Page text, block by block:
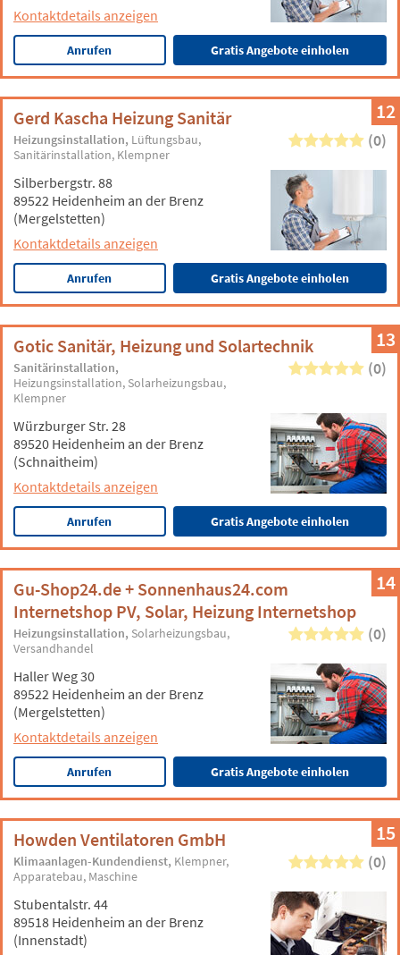
Kontaktdetails anzeigen
Anrufen Gratis Angebote einholen
12
Gerd Kascha Heizung Sanitär
Heizungsinstallation Lüftungsbau
Sanitärinstallation Klempner
(0)
Silberbergstr. 88
89522 Heidenheim an der Brenz
(Mergelstetten)
Kontaktdetails anzeigen
Anrufen Gratis Angebote einholen
13
Gotic Sanitär, Heizung und Solartechnik
Sanitärinstallation
Heizungsinstallation Solarheizungsbau
Klempner
(0)
Würzburger Str. 28
89520 Heidenheim an der Brenz
(Schnaitheim)
Kontaktdetails anzeigen
Anrufen Gratis Angebote einholen
14
Gu-Shop24.de + Sonnenhaus24.com
Internetshop PV, Solar, Heizung Internetshop
Heizungsinstallation Solarheizungsbau
Versandhandel
(0)
Haller Weg 30
89522 Heidenheim an der Brenz
(Mergelstetten)
Kontaktdetails anzeigen
Anrufen Gratis Angebote einholen
15
Howden Ventilatoren GmbH
Klimaanlagen-Kundendienst Klempner
Apparatebau Maschine
(0)
Stubentalstr. 44
89518 Heidenheim an der Brenz
(Innenstadt)